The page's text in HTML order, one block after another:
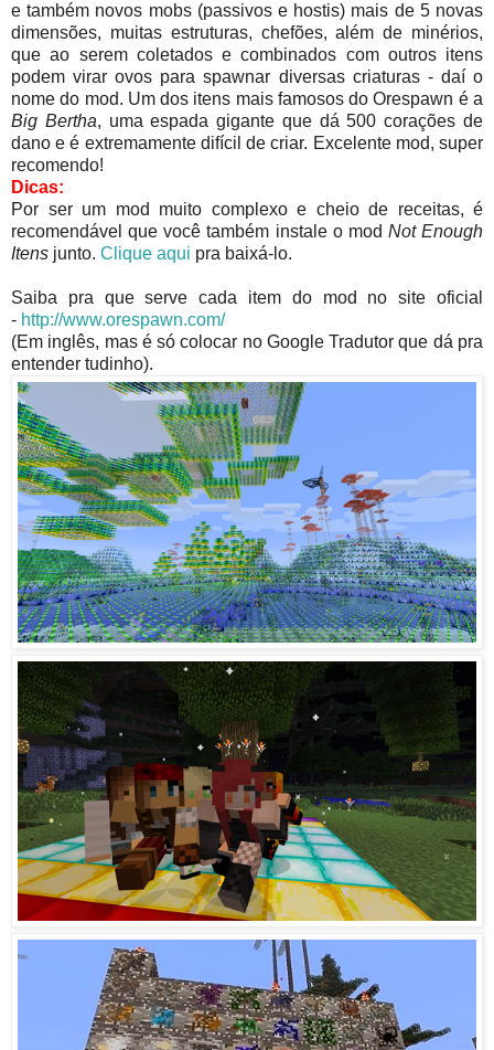
e também novos mobs (passivos e hostis) mais de 5 novas
dimensões, muitas estruturas, chefões, além de minérios,
que ao serem coletados e combinados com outros itens
podem virar ovos para spawnar diversas criaturas - daí o
nome do mod. Um dos itens mais famosos do Orespawn é a
Big Bertha, uma espada gigante que dá 500 corações de
dano e é extremamente difícil de criar. Excelente mod, super
recomendo!
Dicas:
Por ser um mod muito complexo e cheio de receitas, é
recomendável que você também instale o mod Not Enough
Itens junto. Clique aqui pra baixá-lo.
Saiba pra que serve cada item do mod no site oficial
- http://www.orespawn.com/
(Em inglês, mas é só colocar no Google Tradutor que dá pra
entender tudinho).